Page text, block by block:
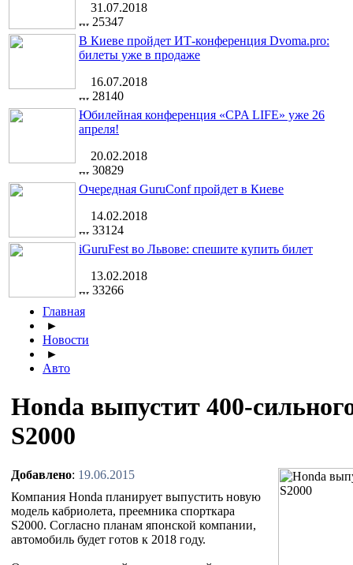
31.07.2018
25347
В Киеве пройдет ИТ-конференция Dvoma.pro:
билеты уже в продаже
16.07.2018
28140
Юбилейная конференция «CPA LIFE» уже 26
апреля!
20.02.2018
30829
Очередная GuruConf пройдет в Киеве
14.02.2018
33124
iGuruFest во Львове: спешите купить билет
13.02.2018
33266
Главная
►
Новости
►
Авто
Honda выпустит 400-
S2000
Добавлено: 19.06.2015
Компания Honda планирует выпустить новую
модель кабриолета, преемника спорткара
S2000. Согласно планам японской компании,
автомобиль будет готов к 2018 году.